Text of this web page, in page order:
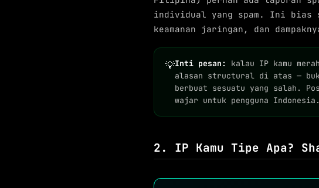
individual yang spam. Ini bias
keamanan jaringan, dan
💡Inti pesan:
kalau IP kamu
alasan structural di atas —
berbuat sesuatu yang salah.
wajar untuk pengguna Indonesia.
2. IP Kamu Tipe Apa?